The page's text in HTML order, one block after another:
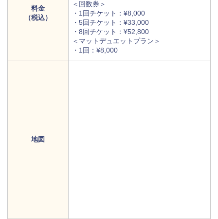
料金
（税込）
＜回数券＞
・1回チケット：¥8,000
・5回チケット：¥33,000
・8回チケット：¥52,800
＜マットデュエットプラン＞
・1回：¥8,000
地図